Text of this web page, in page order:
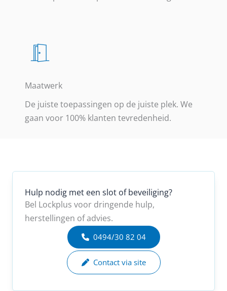
Maatwerk
De juiste toepassingen op de juiste plek. We
gaan voor 100% klanten tevredenheid.
Hulp nodig met een slot of beveiliging?
Bel Lockplus voor dringende hulp,
herstellingen of advies.
0494/30 82 04
Contact via site